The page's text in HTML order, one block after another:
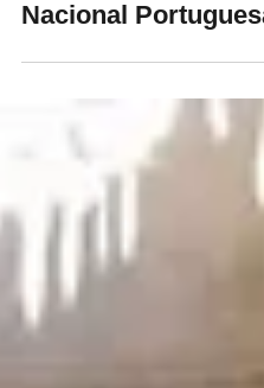
Canarias à Grande
Nacional